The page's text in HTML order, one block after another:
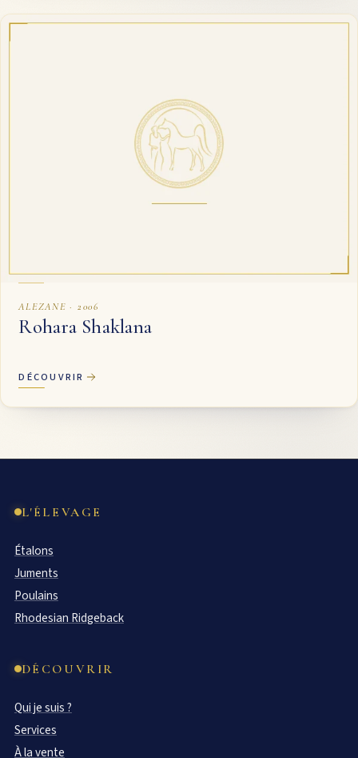
ALEZANE · 2006
Rohara Shaklana
DÉCOUVRIR
L'ÉLEVAGE
Étalons
Juments
Poulains
Rhodesian Ridgeback
DÉCOUVRIR
Qui je suis ?
Services
À la vente